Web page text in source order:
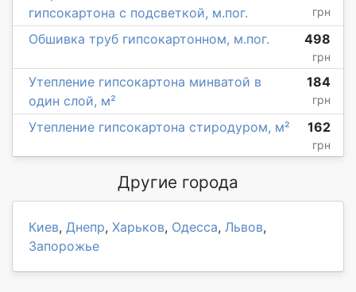
гипсокартона с подсветкой, м.пог.
грн
Обшивка труб гипсокартонном, м.пог. 498
грн
Утепление гипсокартона минватой в
один слой, м²
184
грн
Утепление гипсокартона стиродуром, м² 162
грн
Другие города
Киев, Днепр, Харьков, Одесса, Львов,
Запорожье